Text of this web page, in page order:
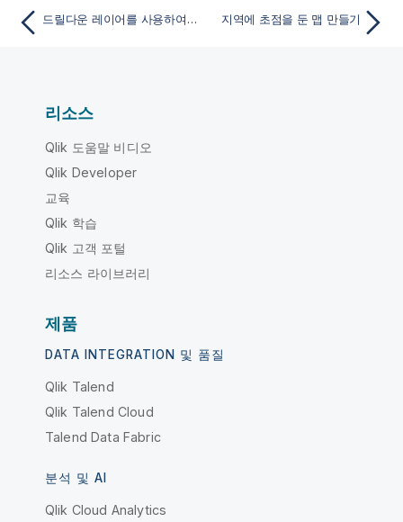
드릴다운 레이어를 사용하여 가시적 맵 데이터 제어 지역에 초점을 둔 맵 만들기
리소스
Qlik 도움말 비디오
Qlik Developer
교육
Qlik 학습
Qlik 고객 포털
리소스 라이브러리
제품
DATA INTEGRATION 및 품질
Qlik Talend
Qlik Talend Cloud
Talend Data Fabric
분석 및 AI
Qlik Cloud Analytics